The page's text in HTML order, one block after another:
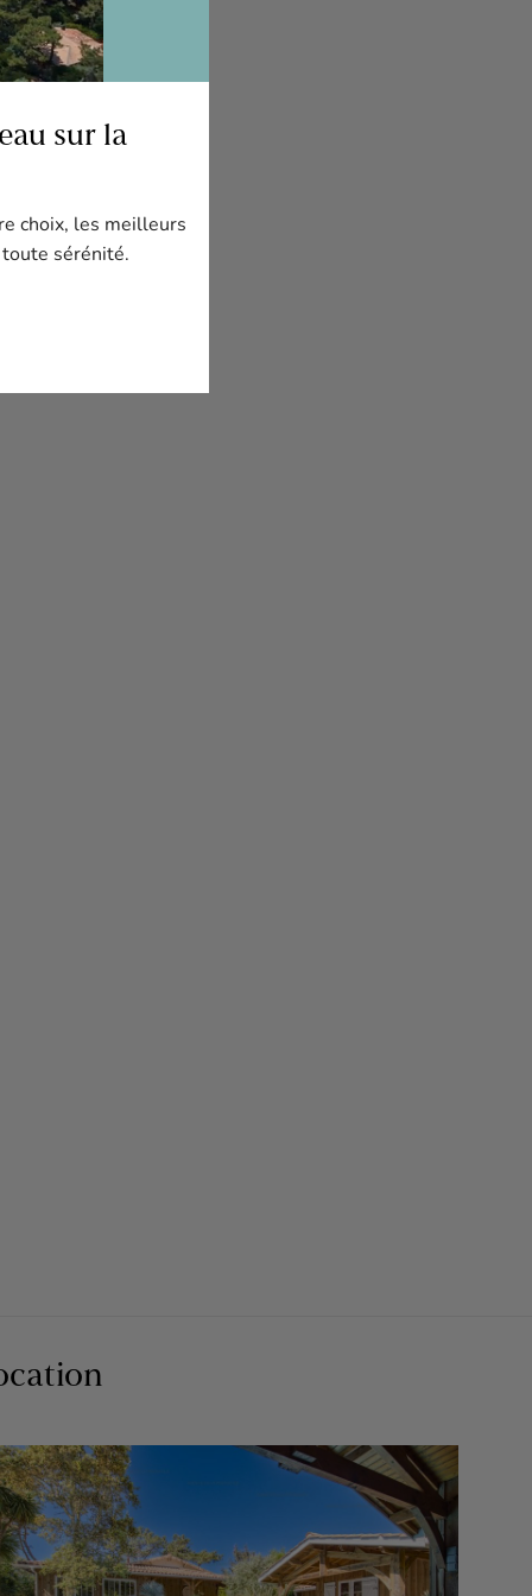
sur la
choix, les meilleurs
sérénité.